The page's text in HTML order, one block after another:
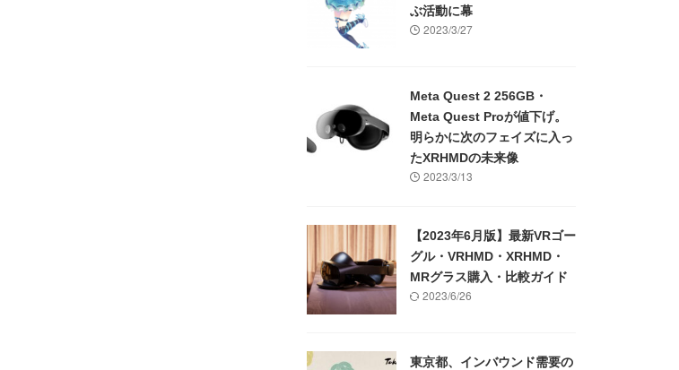
ぶ活動に幕
2023/3/27
Meta Quest 2 256GB・
Meta Quest Proが値下げ。
明らかに次のフェイズに入っ
たXRHMDの未来像
2023/3/13
【2023年6月版】最新VRゴー
グル・VRHMD・XRHMD・
MRグラス購入・比較ガイド
2023/6/26
東京都、インバウンド需要の